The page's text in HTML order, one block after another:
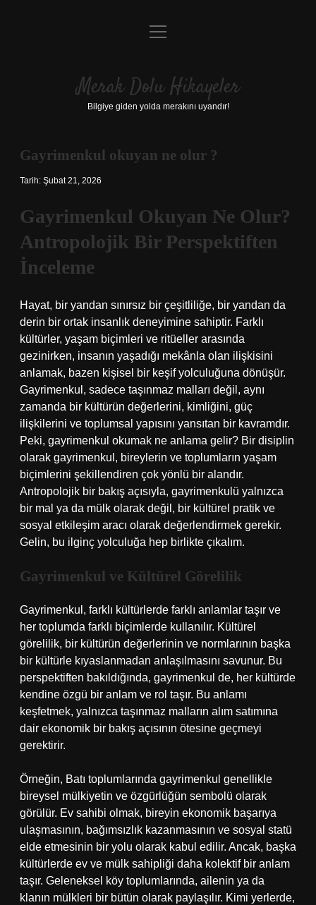
Anasayfa
Yasal Uyarı
menüyü
Merak Dolu Hikayeler
Bilgiye giden yolda merakını uyandır!
Gayrimenkul okuyan ne olur ?
Tarih: Şubat 21, 2026
Gayrimenkul Okuyan Ne Olur?
Antropolojik Bir Perspektiften
İnceleme
Hayat, bir yandan sınırsız bir çeşitliliğe, bir yandan da
derin bir ortak insanlık deneyimine sahiptir. Farklı
kültürler, yaşam biçimleri ve ritüeller arasında
gezinirken, insanın yaşadığı mekânla olan ilişkisini
anlamak, bazen kişisel bir keşif yolculuğuna dönüşür.
Gayrimenkul, sadece taşınmaz malları değil, aynı
zamanda bir kültürün değerlerini, kimliğini, güç
ilişkilerini ve toplumsal yapısını yansıtan bir kavramdır.
Peki, gayrimenkul okumak ne anlama gelir? Bir disiplin
olarak gayrimenkul, bireylerin ve toplumların yaşam
biçimlerini şekillendiren çok yönlü bir alandır.
Antropolojik bir bakış açısıyla, gayrimenkulü yalnızca
bir mal ya da mülk olarak değil, bir kültürel pratik ve
sosyal etkileşim aracı olarak değerlendirmek gerekir.
Gelin, bu ilginç yolculuğa hep birlikte çıkalım.
Gayrimenkul ve Kültürel Görelilik
Gayrimenkul, farklı kültürlerde farklı anlamlar taşır ve
her toplumda farklı biçimlerde kullanılır. Kültürel
görelilik, bir kültürün değerlerinin ve normlarının başka
bir kültürle kıyaslanmadan anlaşılmasını savunur. Bu
perspektiften bakıldığında, gayrimenkul de, her kültürde
kendine özgü bir anlam ve rol taşır. Bu anlamı
keşfetmek, yalnızca taşınmaz malların alım satımına
dair ekonomik bir bakış açısının ötesine geçmeyi
gerektirir.
Örneğin, Batı toplumlarında gayrimenkul genellikle
bireysel mülkiyetin ve özgürlüğün sembolü olarak
görülür. Ev sahibi olmak, bireyin ekonomik başarıya
ulaşmasının, bağımsızlık kazanmasının ve sosyal statü
elde etmesinin bir yolu olarak kabul edilir. Ancak, başka
kültürlerde ev ve mülk sahipliği daha kolektif bir anlam
taşır. Geleneksel köy toplumlarında, ailenin ya da
klanın mülkleri bir bütün olarak paylaşılır. Kimi yerlerde,